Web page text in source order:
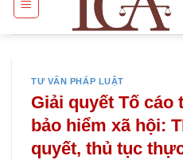
TƯ VẤN PHÁP LUẬT
Giải quyết Tố
bảo hiểm xã hội:
quyết, thủ tục